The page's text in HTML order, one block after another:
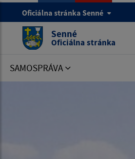
Oficiálna stránka Senné
Senné
Oficiálna stránka
SAMOSPRÁVA